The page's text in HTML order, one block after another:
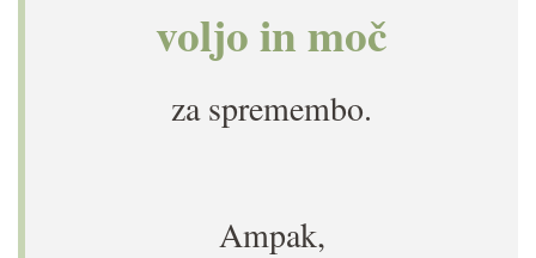
voljo in moč
za spremembo.
Ampak,